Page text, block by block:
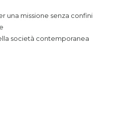
una missione senza confini
società contemporanea